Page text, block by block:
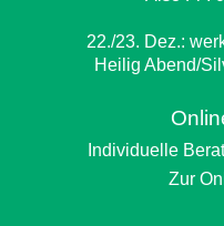
22./23. Dez.:
Heilig Abend/
Individuelle
Zur